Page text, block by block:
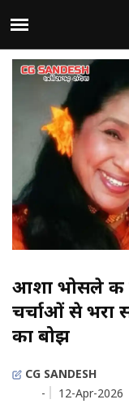
आशा भोसले की
चर्चाओं से भरा
का बोझ
CG SANDESH
-
12-Apr-2026